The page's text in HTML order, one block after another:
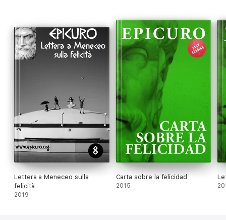
Lettera a Meneceo sulla
felicità
2019
Carta sobre la felicidad
2015